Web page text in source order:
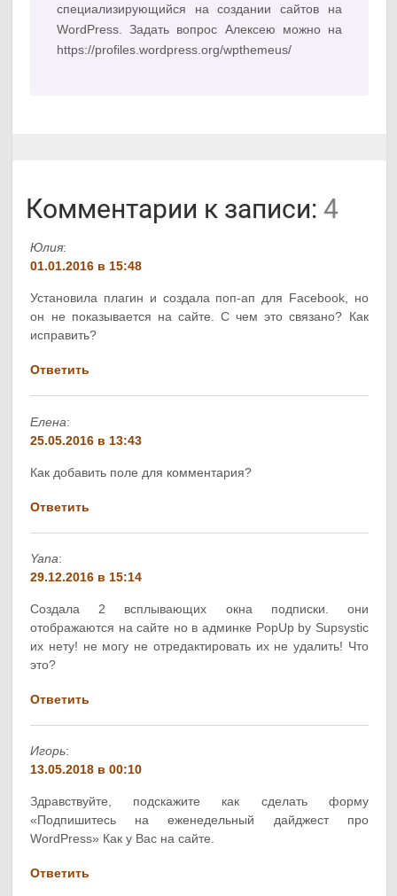
специализирующийся на создании сайтов на
WordPress. Задать вопрос Алексею можно на
https://profiles.wordpress.org/wpthemeus/
Комментарии к записи:4
Юлия:
01.01.2016 в 15:48
Установила плагин и создала поп-ап для Facebook, но
он не показывается на сайте. С чем это связано? Как
исправить?
Ответить
Елена:
25.05.2016 в 13:43
Как добавить поле для комментария?
Ответить
Yana:
29.12.2016 в 15:14
Создала 2 всплывающих окна подписки. они
отображаются на сайте но в админке PopUp by Supsystic
их нету! не могу не отредактировать их не удалить! Что
это?
Ответить
Игорь:
13.05.2018 в 00:10
Здравствуйте, подскажите как сделать форму
«Подпишитесь на еженедельный дайджест про
WordPress» Как у Вас на сайте.
Ответить